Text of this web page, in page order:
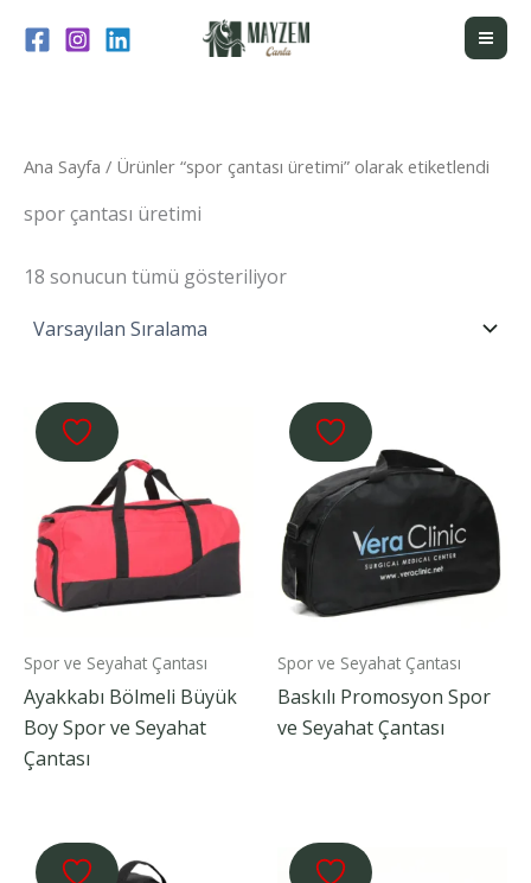
atla
Ana Sayfa / Ürünler “spor çantası üretimi” olarak etiketlendi
spor çantası üretimi
18 sonucun tümü gösteriliyor
Spor ve Seyahat Çantası
Ayakkabı Bölmeli Büyük
Boy Spor ve Seyahat
Çantası
Spor ve Seyahat Çantası
Baskılı Promosyon Spor
ve Seyahat Çantası